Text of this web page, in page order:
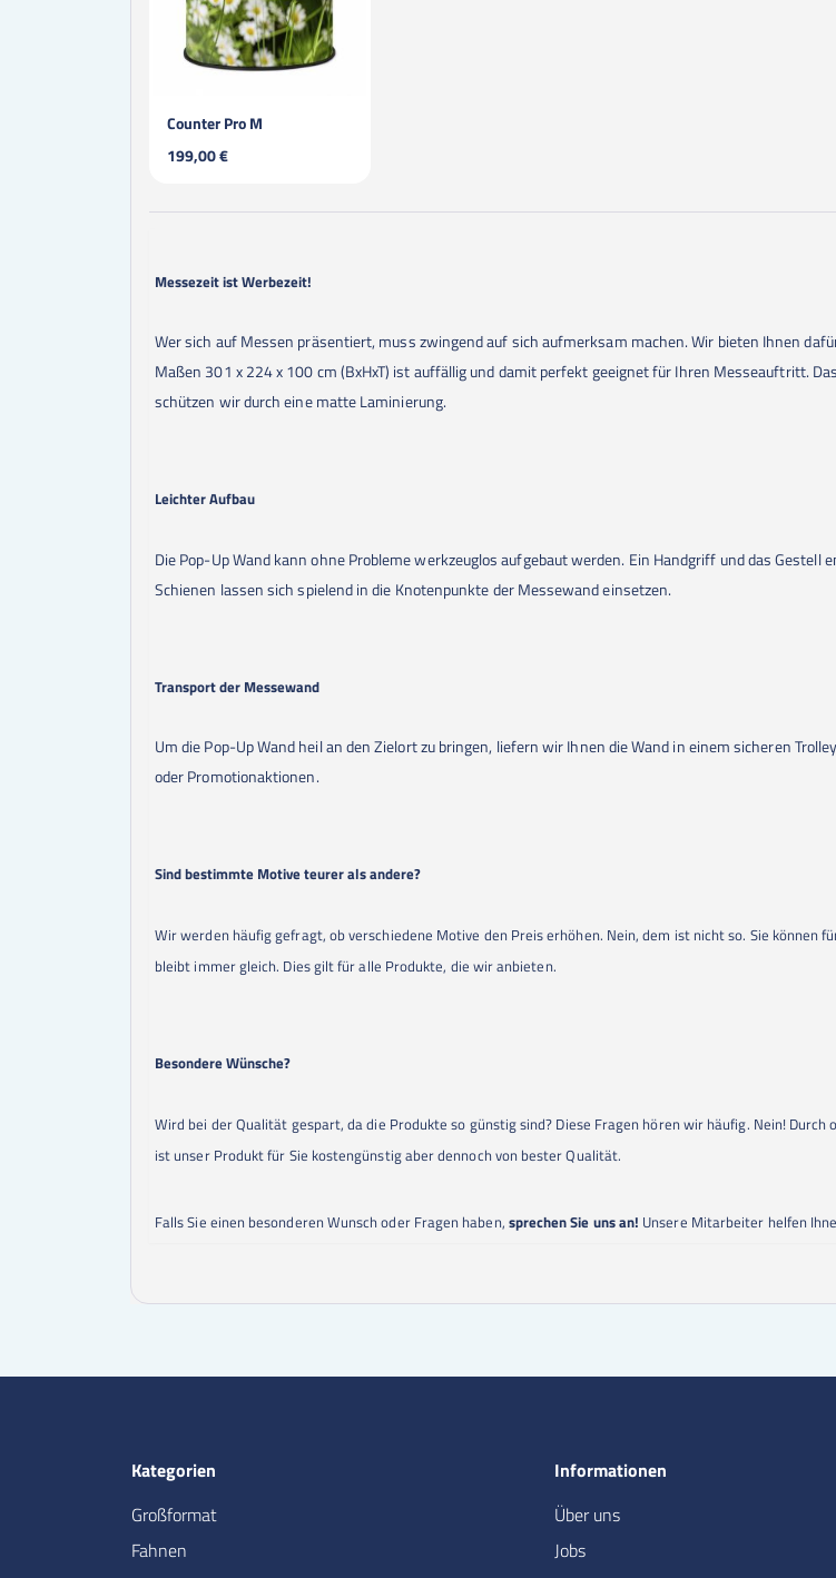
Counter Pro M
199,00 €
Messezeit ist Werbezeit!
Wer sich auf Messen präsentiert, muss zwingend auf sich aufmerksam machen. Wir bieten Ihnen
Maßen 301 x 224 x 100 cm (BxHxT) ist auffällig und damit perfekt geeignet für Ihren Messeauftritt.
schützen wir durch eine matte Laminierung.
Leichter Aufbau
Die Pop-Up Wand kann ohne Probleme werkzeuglos aufgebaut werden. Ein Handgriff und das
Schienen lassen sich spielend in die Knotenpunkte der Messewand einsetzen.
Transport der Messewand
Um die Pop-Up Wand heil an den Zielort zu bringen, liefern wir Ihnen die Wand in einem sicheren
oder Promotionaktionen.
Sind bestimmte Motive teurer als andere?
Wir werden häufig gefragt, ob verschiedene Motive den Preis erhöhen. Nein, dem ist nicht so. Sie können
bleibt immer gleich. Dies gilt für alle Produkte, die wir anbieten.
Besondere Wünsche?
Wird bei der Qualität gespart, da die Produkte so günstig sind? Diese Fragen hören wir häufig. Nein!
ist unser Produkt für Sie kostengünstig aber dennoch von bester Qualität.
Falls Sie einen besonderen Wunsch oder Fragen haben, sprechen Sie uns an! Unsere Mitarbeiter helfen
Kategorien
Großformat
Fahnen
Informationen
Über uns
Jobs